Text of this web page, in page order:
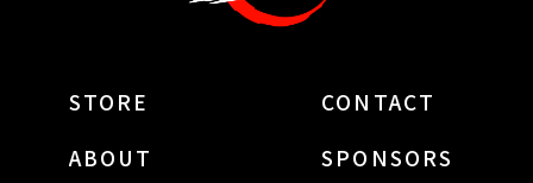
STORE
CONTACT
ABOUT
SPONSORS